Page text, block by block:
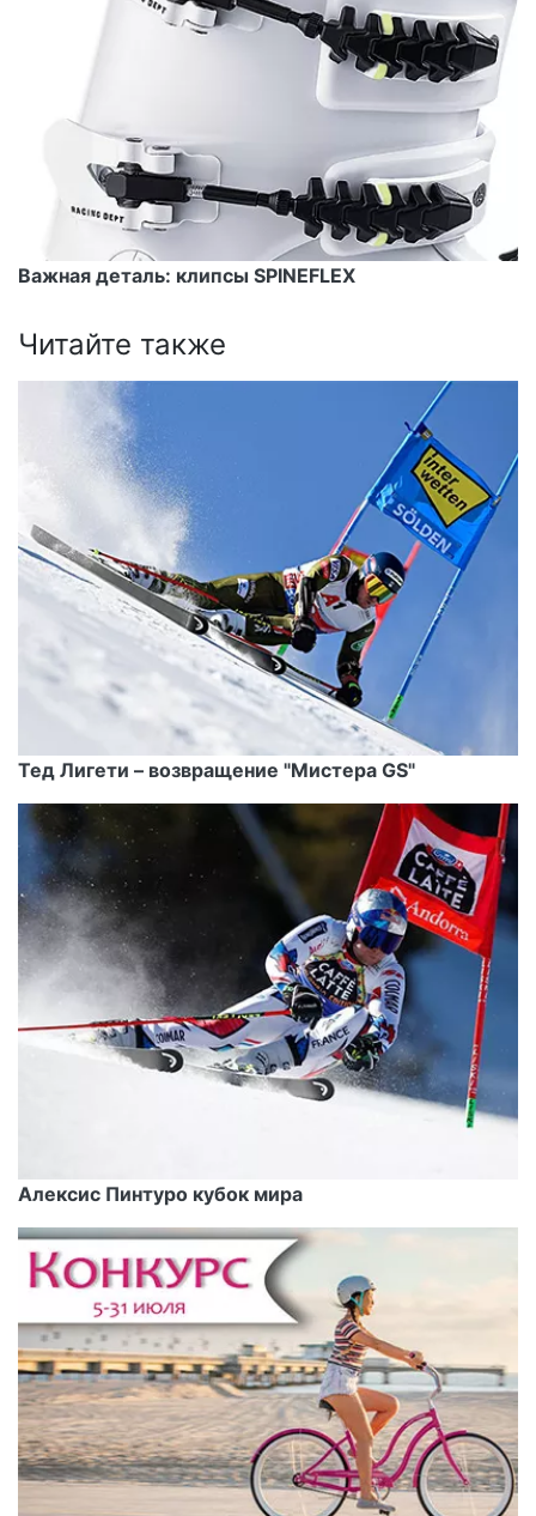
Важная деталь: клипсы SPINEFLEX
Читайте также
Тед Лигети – возвращение "Мистера GS"
Алексис Пинтуро кубок мира